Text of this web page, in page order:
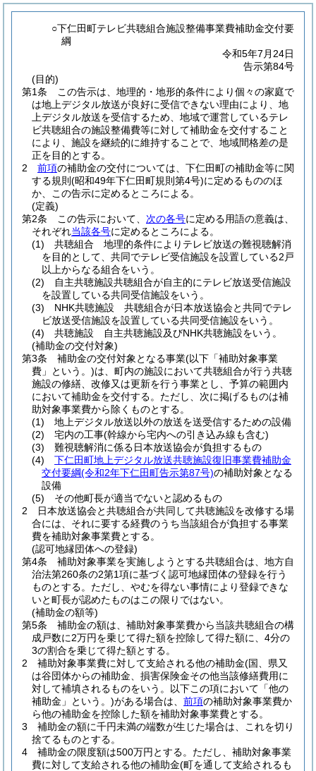
○下仁田町テレビ共聴組合施設整備事業費補助金交付要
綱
令和5年7月24日
告示第84号
(目的)
第1条
この告示は、地理的・地形的条件により個々の家庭で
は地上デジタル放送が良好に受信できない理由により、地
上デジタル放送を受信するため、地域で運営しているテレ
ビ共聴組合の施設整備費等に対して補助金を交付すること
により、施設を継続的に維持することで、地域間格差の是
正を目的とする。
2
前項の補助金の交付については、下仁田町の補助金等に関
する規則 (昭和49年下仁田町規則第4号)に定めるもののほ
か、この告示に定めるところによる。
(定義)
第2条
この告示において、 次の各号に定める用語の意義は、
それぞれ当該各号に定めるところによる。
(1)
共聴組合 地理的条件によりテレビ放送の難視聴解消
を目的として、共同でテレビ受信施設を設置している2戸
以上からなる組合をいう。
(2)
自主共聴施設共聴組合が自主的にテレビ放送受信施設
を設置している共同受信施設をいう。
(3)
NHK共聴施設 共聴組合が日本放送協会と共同でテレ
ビ放送受信施設を設置している共同受信施設をいう。
(4)
共聴施設 自主共聴施設及びNHK共聴施設をいう。
(補助金の交付対象)
第3条
補助金の交付対象となる事業(以下「補助対象事業
費」という。)は、町内の施設において共聴組合が行う共聴
施設の修繕、改修又は更新を行う事業とし、予算の範囲内
において補助金を交付する。 ただし、次に掲げるものは補
助対象事業費から除くものとする。
(1)
地上デジタル放送以外の放送を送受信するための設備
(2)
宅内の工事(幹線から宅内への引き込み線も含む)
(3)
難視聴解消に係る日本放送協会が負担するもの
(4)
下仁田町地上デジタル放送共聴施設復旧事業費補助金
交付要綱(令和2年下仁田町告示第87号)の補助対象となる
設備
(5)
その他町長が適当でないと認めるもの
2
日本放送協会と共聴組合が共同して共聴施設を改修する場
合には、それに要する経費のうち当該組合が負担する事業
費を補助対象事業費とする。
(認可地縁団体への登録)
第4条
補助対象事業を実施しようとする共聴組合は、地方自
治法第260条の2第1項に基づく認可地縁団体の登録を行う
ものとする。 ただし、やむを得ない事情により登録できな
いと町長が認めたものはこの限りではない。
(補助金の額等)
第5条
補助金の額は、補助対象事業費から当該共聴組合の構
成戸数に2万円を乗じて得た額を控除して得た額に、4分の
3の割合を乗じて得た額とする。
2
補助対象事業費に対して支給される他の補助金(国、県又
は谷団体からの補助金、損害保険金その他当該修繕費用に
対して補填されるものをいう。以下この項において「他の
補助金」という。)がある場合は、 前項の補助対象事業費か
ら他の補助金を控除した額を補助対象事業費とする。
3
補助金の額に千円未満の端数が生じた場合は、これを切り
捨てるものとする。
4
補助金の限度額は500万円とする。 ただし、補助対象事業
費に対して支給される他の補助金(町を通して支給されるも